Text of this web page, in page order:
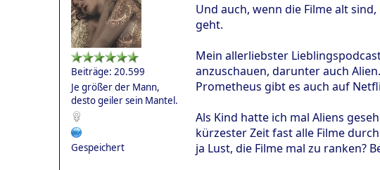
Beiträge: 20.599
Je größer der Mann,
desto geiler sein Mantel.
Gespeichert
Und auch, wenn die Filme alt
geht.
Mein allerliebster
anzuschauen, darunter auch
Prometheus gibt es auch auf
Als Kind hatte ich mal Aliens
kürzester Zeit fast alle Filme
ja Lust, die Filme mal zu ranken?